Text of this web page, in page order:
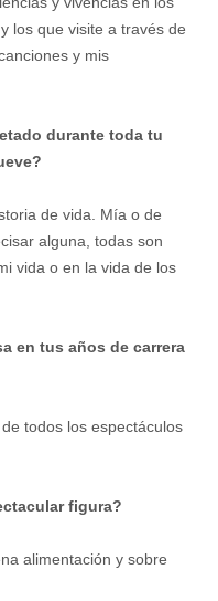
los que visite a través de
y mis
durante toda tu
de vida. Mía o de
alguna, todas son
vida o en la vida de los
en tus años de carrera
todos los espectáculos
figura?
alimentación y sobre